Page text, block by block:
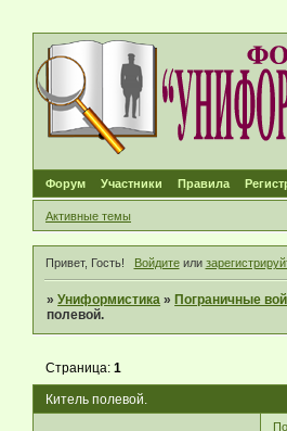
Форум Участники Правила
Активные темы
Привет, Гость! Войдитеили
»Униформистика » Пограничные
полевой.
Китель полевой.
Страница:1